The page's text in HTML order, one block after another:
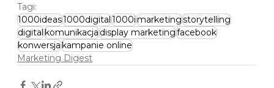
Tagi:
1000ideas1000digital1000imarketingstorytelling
digitalkomunikacjadisplay marketingfacebook
konwersjakampanie online
Marketing Digest